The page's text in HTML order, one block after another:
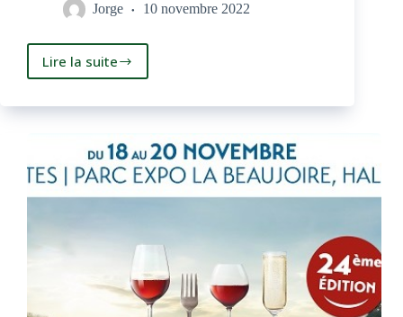
Jorge
10 novembre 2022
Lire la suiteTourmentine
salon
Cholet